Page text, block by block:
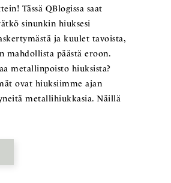
Tässä QBlogissa saat
sinunkin hiuksesi
ja kuulet tavoista,
mahdollista päästä eroon.
metallinpoisto hiuksista?
ovat hiuksiimme ajan
metallihiukkasia. Näillä